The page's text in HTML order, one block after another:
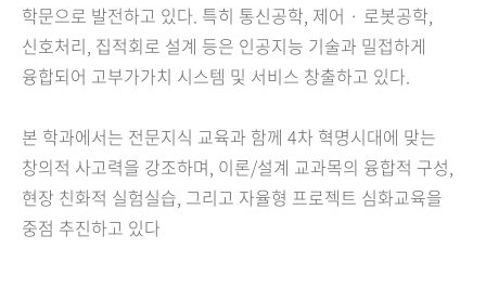
학문으로 발전하고 있다. 특히 통신공학, 제어 · 로봇공학,
신호처리, 집적회로 설계 등은 인공지능 기술과 밀접하게
융합되어 고부가가치 시스템 및 서비스 창출하고 있다.
본 학과에서는 전문지식 교육과 함께 4차 혁명시대에 맞는
창의적 사고력을 강조하며, 이론/설계 교과목의 융합적 구성,
현장 친화적 실험실습, 그리고 자율형 프로젝트 심화교육을
중점 추진하고 있다